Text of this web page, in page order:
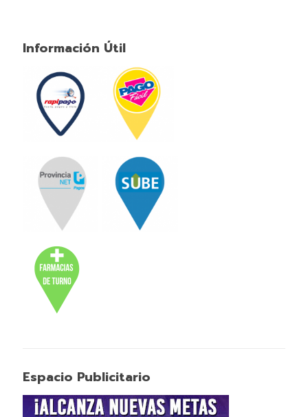
Información Útil
Espacio Publicitario